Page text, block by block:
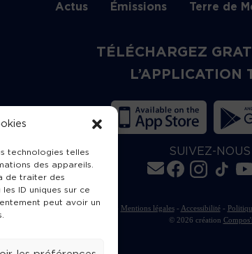
technologies telles
des appareils.
de traiter des
ID uniques sur ce
peut avoir un
Actus Émissions Terre de
TÉLÉCHARGEZ
L’APPLICATION
SUIVEZ-NOUS
Charte de publication Mentions légales- Accessibilité-
© 2026 création